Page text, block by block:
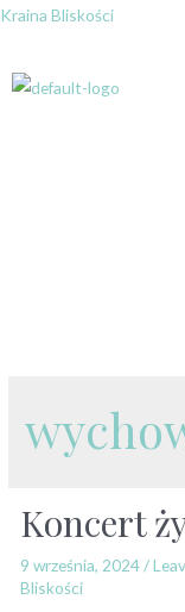
Kraina Bliskości
Koncert
9 września, 2024/
Bliskości